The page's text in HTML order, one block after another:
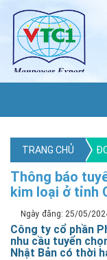
TRANG CHỦ
Thông báo
kim loại ở tỉnh
Ngày đăng: 25/05/
Công ty cổ phần
nhu cầu tuyển
Nhật Bản có thời